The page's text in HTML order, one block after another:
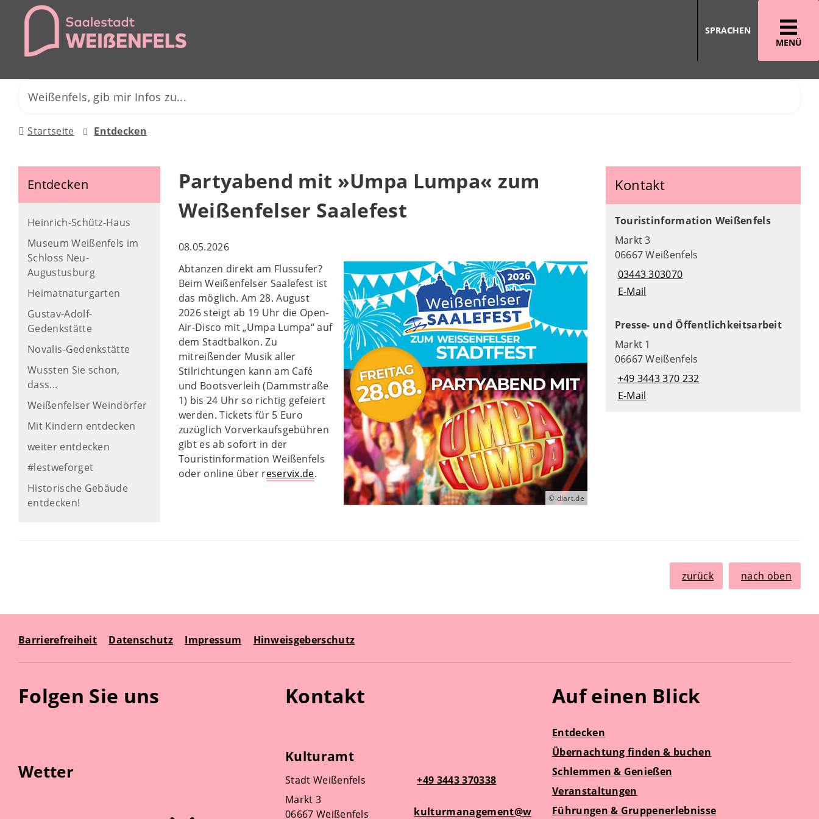
MENÜ
SPRACHEN
Startseite Entdecken
Entdecken
Heinrich-Schütz-Haus
Museum Weißenfels im
Schloss Neu-
Augustusburg
Heimatnaturgarten
Gustav-Adolf-
Gedenkstätte
Novalis-Gedenkstätte
Wussten Sie schon,
dass...
Weißenfelser Weindörfer
Mit Kindern entdecken
weiter entdecken
#lestweforget
Historische Gebäude
entdecken!
Partyabend mit »Umpa Lumpa« zum
Weißenfelser Saalefest
08.05.2026
© diart.de
Abtanzen direkt am Flussufer?
Beim Weißenfelser Saalefest ist
das möglich. Am 28. August
2026 steigt ab 19 Uhr die Open-
Air-Disco mit „Umpa Lumpa“ auf
dem Stadtbalkon. Zu
mitreißender Musik aller
Stilrichtungen kann am Café
und Bootsverleih (Dammstraße
1) bis 24 Uhr so richtig gefeiert
werden. Tickets für 5 Euro
zuzüglich Vorverkaufsgebühren
gibt es ab sofort in der
Touristinformation Weißenfels
oder online über reservix.de.
Kontakt
Touristinformation Weißenfels
Markt 3
06667 Weißenfels
03443 303070
E-Mail
Presse- und Öffentlichkeitsarbeit
Markt 1
06667 Weißenfels
+49 3443 370 232
E-Mail
zurück nach oben
Barrierefreiheit Datenschutz Impressum Hinweisgeberschutz
Folgen Sie uns
Wetter
Kontakt
Kulturamt
Stadt Weißenfels
Markt 3
06667 Weißenfels
+49 3443 370338
kulturmanagement@w
Auf einen Blick
Entdecken
Übernachtung finden & buchen
Schlemmen & Genießen
Veranstaltungen
Führungen & Gruppenerlebnisse